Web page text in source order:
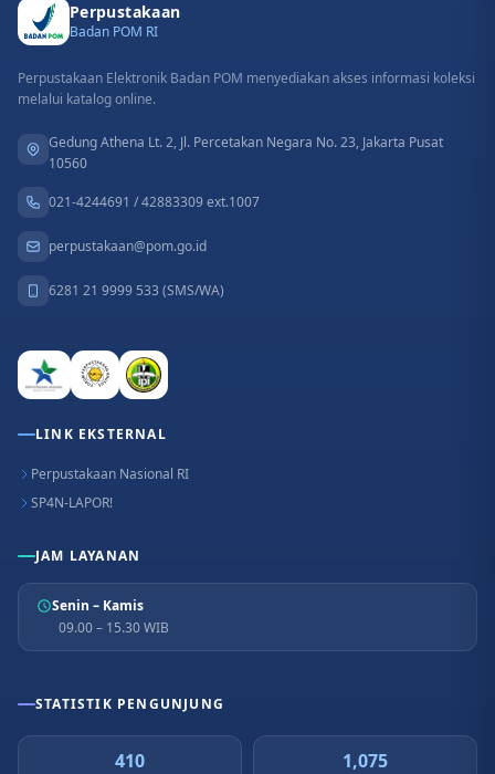
Perpustakaan
Badan POM RI
Perpustakaan Elektronik Badan POM menyediakan akses informasi koleksi
melalui katalog online.
Gedung Athena Lt. 2, Jl. Percetakan Negara No. 23, Jakarta Pusat
10560
021-4244691 / 42883309 ext.1007
perpustakaan@pom.go.id
6281 21 9999 533 (SMS/WA)
LINK EKSTERNAL
Perpustakaan Nasional RI
SP4N-LAPOR!
JAM LAYANAN
Senin – Kamis
09.00 – 15.30 WIB
STATISTIK PENGUNJUNG
410 1,075